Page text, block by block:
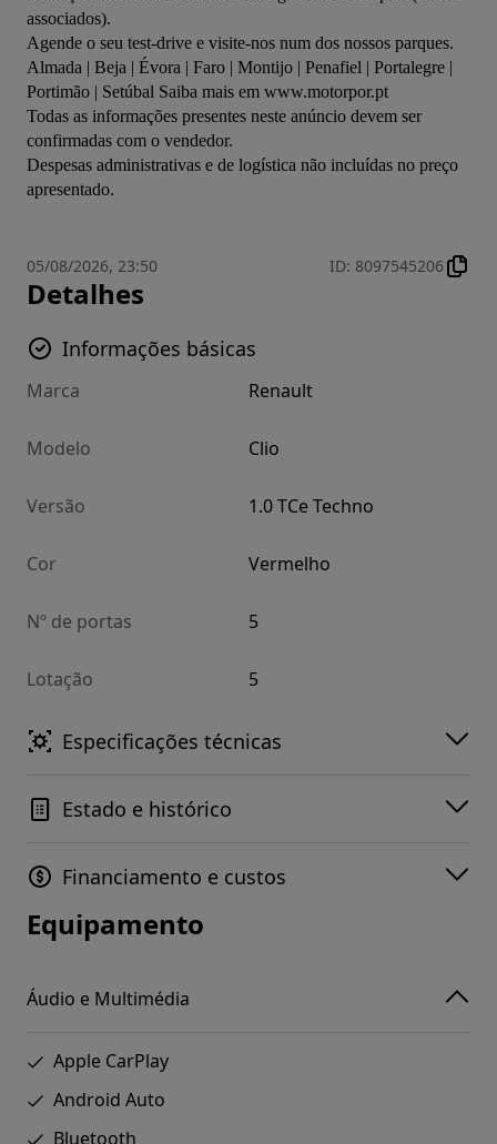
associados).
Agende o seu test-drive e visite-nos num dos nossos parques.
Almada | Beja | Évora | Faro | Montijo | Penafiel | Portalegre |
Portimão | Setúbal Saiba mais em www.motorpor.pt
Todas as informações presentes neste anúncio devem ser
confirmadas com o vendedor.
Despesas administrativas e de logística não incluídas no preço
apresentado.
05/08/2026, 23:50 ID: 8097545206
Detalhes
Informações básicas
Marca Renault
Modelo Clio
Versão 1.0 TCe Techno
Cor Vermelho
Nº de portas 5
Lotação 5
Especificações técnicas
Estado e histórico
Financiamento e custos
Equipamento
Áudio e Multimédia
Apple CarPlay
Android Auto
Bluetooth